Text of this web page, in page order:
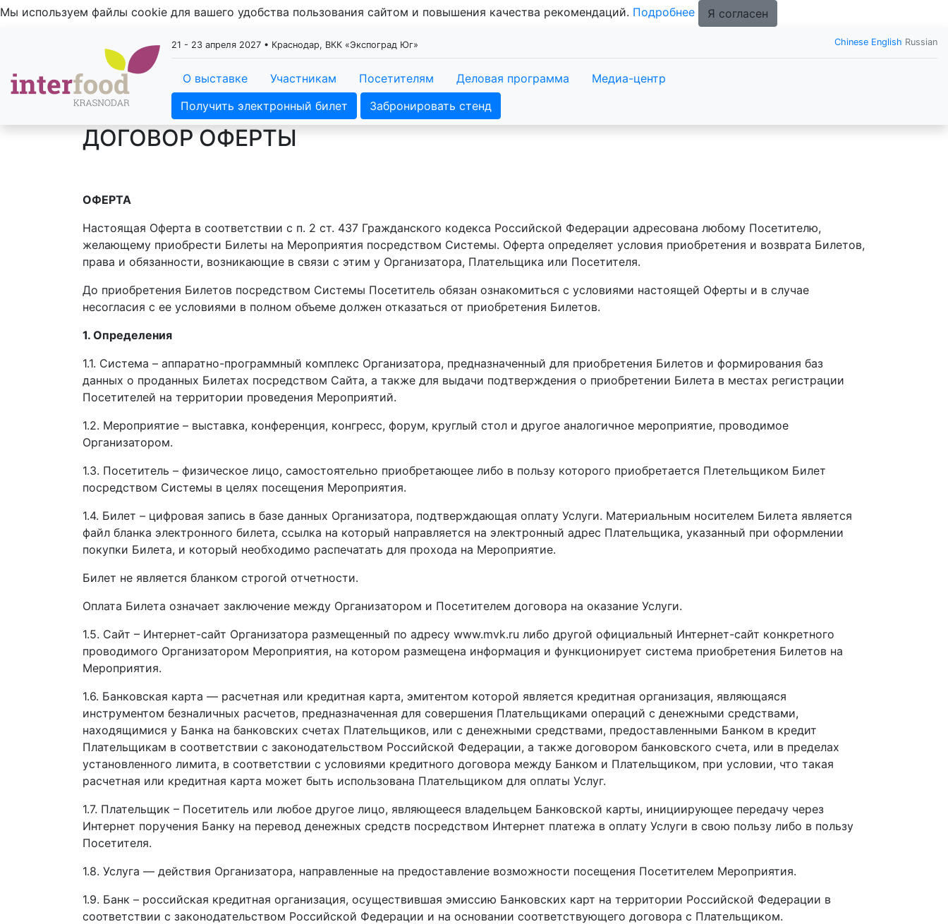
Мы используем файлы cookie для вашего удобства пользования сайтом и повышения качества рекомендаций. Подробнее Я согласен
21 - 23 апреля 2027 • Краснодар, ВКК «Экспоград Юг» Chinese English Russian
О выставке Участникам Посетителям Деловая программа
Медиа-центр
Получить электронный билет
Забронировать стенд
ДОГОВОР ОФЕРТЫ
ОФЕРТА
Настоящая Оферта в соответствии с п. 2 ст. 437 Гражданского кодекса Российской Федерации адресована любому Посетителю,
желающему приобрести Билеты на Мероприятия посредством Системы. Оферта определяет условия приобретения и возврата Билетов,
права и обязанности, возникающие в связи с этим у Организатора, Плательщика или Посетителя.
До приобретения Билетов посредством Системы Посетитель обязан ознакомиться с условиями настоящей Оферты и в случае
несогласия с ее условиями в полном объеме должен отказаться от приобретения Билетов.
1. Определения
1.1. Система – аппаратно-программный комплекс Организатора, предназначенный для приобретения Билетов и формирования баз
данных о проданных Билетах посредством Сайта, а также для выдачи подтверждения о приобретении Билета в местах регистрации
Посетителей на территории проведения Мероприятий.
1.2. Мероприятие – выставка, конференция, конгресс, форум, круглый стол и другое аналогичное мероприятие, проводимое
Организатором.
1.3. Посетитель – физическое лицо, самостоятельно приобретающее либо в пользу которого приобретается Плетельщиком Билет
посредством Системы в целях посещения Мероприятия.
1.4. Билет – цифровая запись в базе данных Организатора, подтверждающая оплату Услуги. Материальным носителем Билета является
файл бланка электронного билета, ссылка на который направляется на электронный адрес Плательщика, указанный при оформлении
покупки Билета, и который необходимо распечатать для прохода на Мероприятие.
Билет не является бланком строгой отчетности.
Оплата Билета означает заключение между Организатором и Посетителем договора на оказание Услуги.
1.5. Сайт – Интернет-сайт Организатора размещенный по адресу www.mvk.ru либо другой официальный Интернет-сайт конкретного
проводимого Организатором Мероприятия, на котором размещена информация и функционирует система приобретения Билетов на
Мероприятия.
1.6. Банковская карта — расчетная или кредитная карта, эмитентом которой является кредитная организация, являющаяся
инструментом безналичных расчетов, предназначенная для совершения Плательщиками операций с денежными средствами,
находящимися у Банка на банковских счетах Плательщиков, или с денежными средствами, предоставленными Банком в кредит
Плательщикам в соответствии с законодательством Российской Федерации, а также договором банковского счета, или в пределах
установленного лимита, в соответствии с условиями кредитного договора между Банком и Плательщиком, при условии, что такая
расчетная или кредитная карта может быть использована Плательщиком для оплаты Услуг.
1.7. Плательщик – Посетитель или любое другое лицо, являющееся владельцем Банковской карты, инициирующее передачу через
Интернет поручения Банку на перевод денежных средств посредством Интернет платежа в оплату Услуги в свою пользу либо в пользу
Посетителя.
1.8. Услуга — действия Организатора, направленные на предоставление возможности посещения Посетителем Мероприятия.
1.9. Банк – российская кредитная организация, осуществившая эмиссию Банковских карт на территории Российской Федерации в
соответствии с законодательством Российской Федерации и на основании соответствующего договора с Плательщиком.